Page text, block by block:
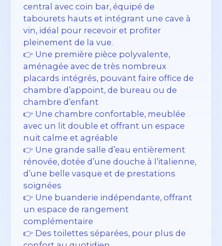
central avec coin bar, équipé de
tabourets hauts et intégrant une cave à
vin, idéal pour recevoir et profiter
pleinement de la vue.
👉 Une première pièce polyvalente,
aménagée avec de très nombreux
placards intégrés, pouvant faire office de
chambre d’appoint, de bureau ou de
chambre d’enfant
👉 Une chambre confortable, meublée
avec un lit double et offrant un espace
nuit calme et agréable
👉 Une grande salle d’eau entièrement
rénovée, dotée d’une douche à l’italienne,
d’une belle vasque et de prestations
soignées
👉 Une buanderie indépendante, offrant
un espace de rangement
complémentaire
👉 Des toilettes séparées, pour plus de